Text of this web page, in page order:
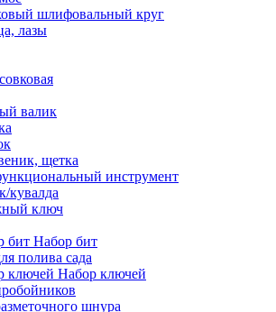
шлифовальный круг
лазы
валик
щетка
инструмент
кувалда
ключ
Набор бит
полива сада
Набор ключей
шнура